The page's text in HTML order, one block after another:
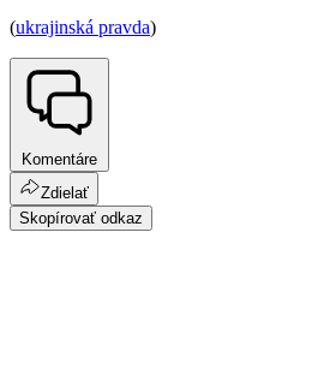
(ukrajinská pravda)
Komentáre
Zdielať
Skopírovať odkaz